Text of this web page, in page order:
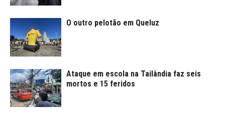
O outro pelotão em Queluz
Ataque em escola na Tailândia faz seis
mortos e 15 feridos